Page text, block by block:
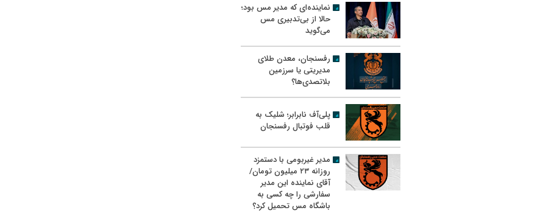
نماینده‌ای که مدیر مس بود؛
حالا از بی‌تدبیری مس
می‌گوید
رفسنجان، معدن طلای
مدیریتی یا سرزمین
بلاتصدی‌ها؟
پلی‌آف نابرابر؛ شلیک به
قلب فوتبال رفسنجان
مدیر غیربومی با دستمزد
روزانه ۲۳ میلیون تومان/
آقای نماینده این مدیر
سفارشی را چه کسی به
باشگاه مس تحمیل کرد؟